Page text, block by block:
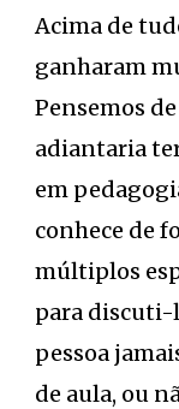
Acima de
ganharam
Pensemos
adiantaria
em
conhece de
múltiplos
para discuti-
pessoa
de aula, ou